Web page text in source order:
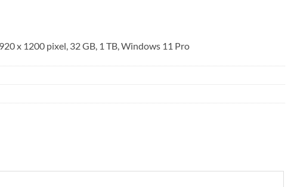
x 1200 pixel, 32 GB, 1 TB, Windows 11 Pro